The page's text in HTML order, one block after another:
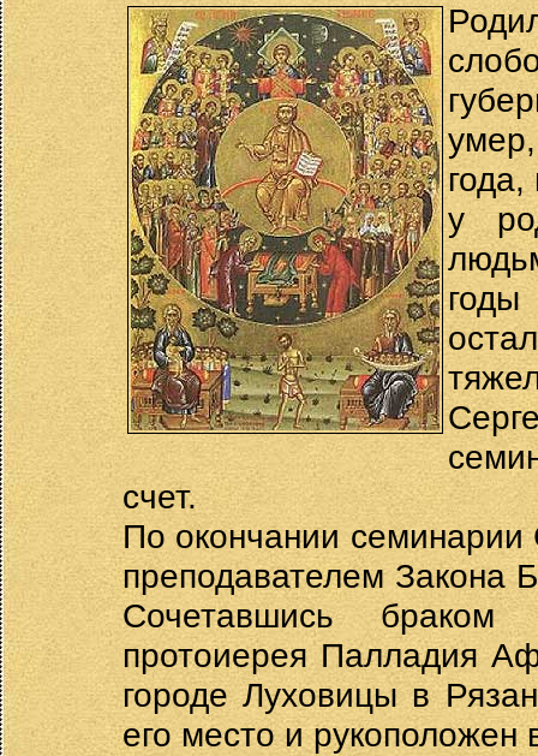
у
счет.
По окончании
преподавателем Закона
Сочетавшись
протоиерея Палладия
городе Луховицы в
его место и рукоположен